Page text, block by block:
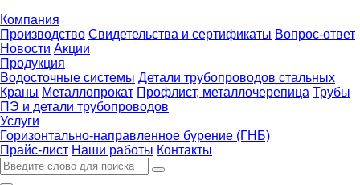
Компания
Производство Свидетельства и сертификаты Вопрос-ответ
Новости Акции
Продукция
Водосточные системы Детали трубопроводов стальных
Краны Металлопрокат Профлист, металлочерепица Трубы
ПЭ и детали трубопроводов
Услуги
Горизонтально-направленное бурение (ГНБ)
Прайс-лист Наши работы Контакты